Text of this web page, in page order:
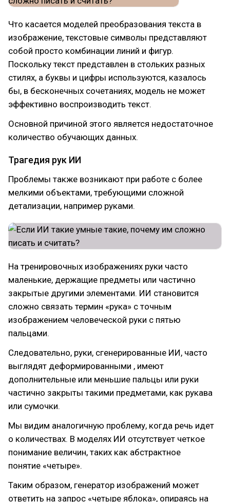
Что касается моделей преобразования текста в
изображение, текстовые символы представляют
собой просто комбинации линий и фигур.
Поскольку текст представлен в стольких разных
стилях, а буквы и цифры используются, казалось
бы, в бесконечных сочетаниях, модель не может
эффективно воспроизводить текст.
Основной причиной этого является недостаточное
количество обучающих данных.
Трагедия рук ИИ
Проблемы также возникают при работе с более
мелкими объектами, требующими сложной
детализации, например руками.
На тренировочных изображениях руки часто
маленькие, держащие предметы или частично
закрытые другими элементами. ИИ становится
сложно связать термин «рука» с точным
изображением человеческой руки с пятью
пальцами.
Следовательно, руки, сгенерированные ИИ, часто
выглядят деформированными , имеют
дополнительные или меньшие пальцы или руки
частично закрыты такими предметами, как рукава
или сумочки.
Мы видим аналогичную проблему, когда речь идет
о количествах. В моделях ИИ отсутствует четкое
понимание величин, таких как абстрактное
понятие «четыре».
Таким образом, генератор изображений может
ответить на запрос «четыре яблока», опираясь на